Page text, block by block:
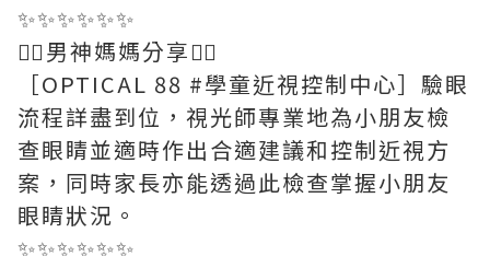
✨️✨️✨️✨️✨️✨️
💁‍♀️男神媽媽分享💁‍♀️
［OPTICAL 88 #學童近視控制中心］驗眼
流程詳盡到位，視光師專業地為小朋友檢
查眼睛並適時作出合適建議和控制近視方
案，同時家長亦能透過此檢查掌握小朋友
眼睛狀況。
✨️✨️✨️✨️✨️✨️